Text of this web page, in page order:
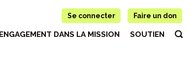
Se connecter Faire un don
ENGAGEMENT DANS LA MISSION SOUTIEN 